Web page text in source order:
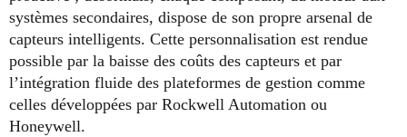
systèmes secondaires, dispose de son propre arsenal de
capteurs intelligents. Cette personnalisation est rendue
possible par la baisse des coûts des capteurs et par
l’intégration fluide des plateformes de gestion comme
celles développées par Rockwell Automation ou
Honeywell.